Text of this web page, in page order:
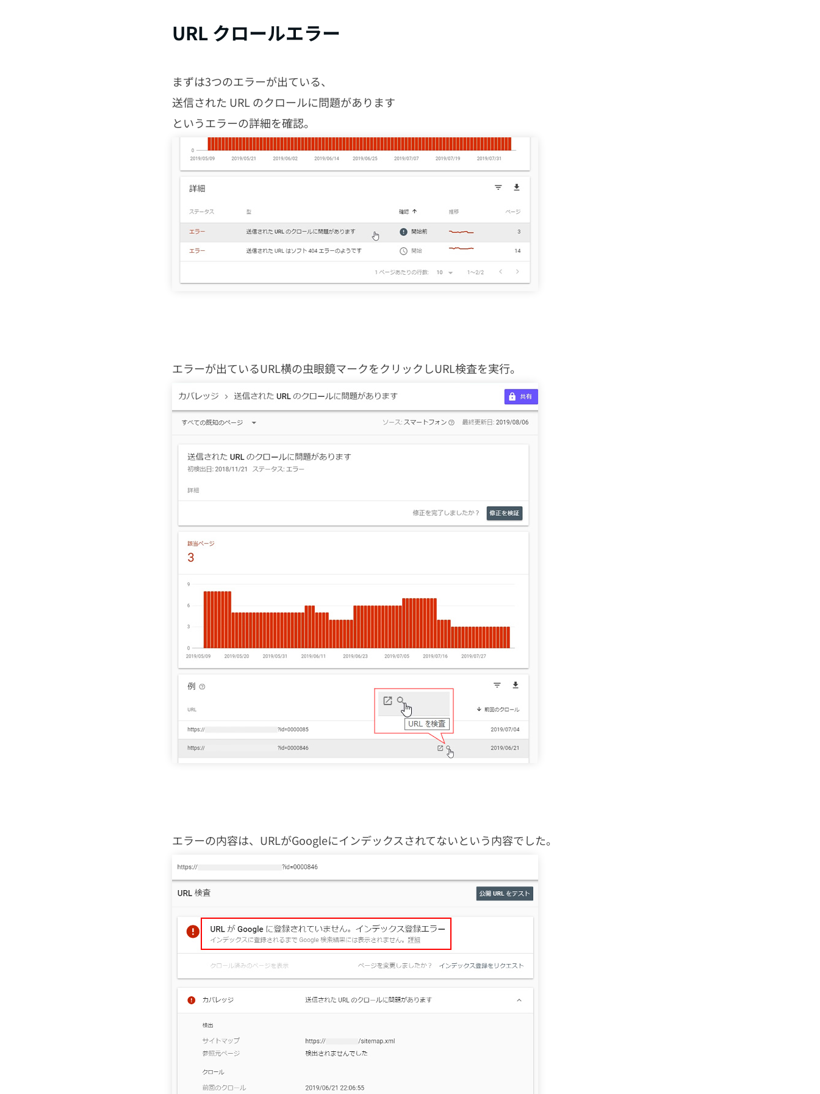
URL クロールエラー
まずは3つのエラーが出ている、
送信された URL のクロールに問題があります
というエラーの詳細を確認。
エラーが出ているURL横の虫眼鏡マークをクリックしURL検査を実行。
エラーの内容は、URLがGoogleにインデックスされてないという内容でした。